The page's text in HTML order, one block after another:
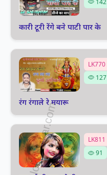
कारी टूरी रेंगे बने पाटी पार के
LK770
127
रंग रंगाले रे मयारू
LK811
91